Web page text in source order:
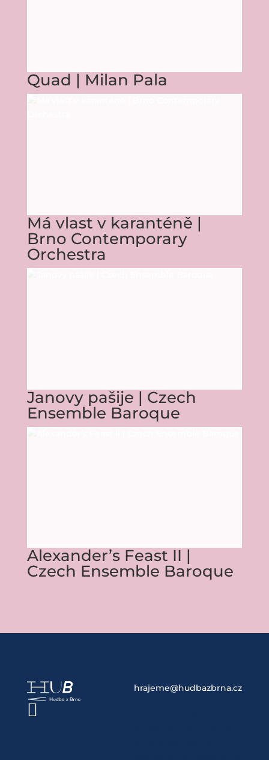
Quad | Milan Pala
Má vlast v karanténě |
Brno Contemporary
Orchestra
Janovy pašije | Czech
Ensemble Baroque
Alexander’s Feast II |
Czech Ensemble Baroque

hrajeme@hudbazbrna.cz